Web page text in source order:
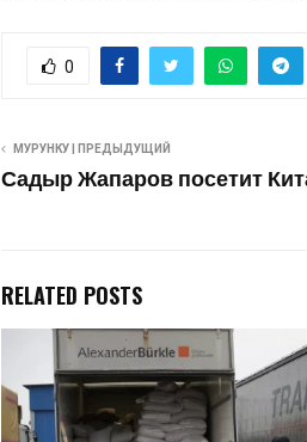
0
МУРУНКУ | ПРЕДЫДУЩИЙ
Садыр Жапаров посетит
RELATED POSTS